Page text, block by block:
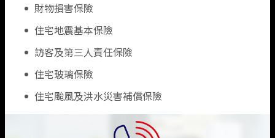
財物損害保險
住宅地震基本保險
訪客及第三人責任保險
住宅玻璃保險
住宅颱風及洪水災害補償保險